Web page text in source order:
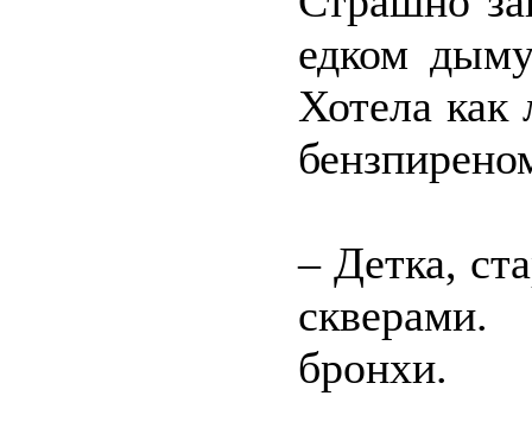
едком
Хотела
– Детка,
скверами.
бронхи.